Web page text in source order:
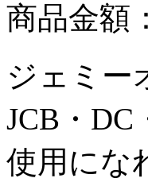
商品金額
ジェミー
JCB・
使用にな